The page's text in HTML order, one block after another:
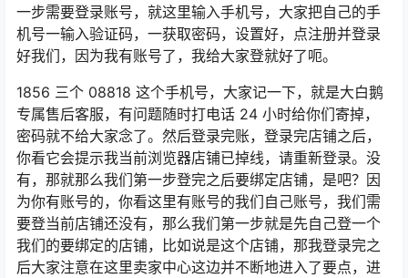
一步需要登录账号，就这里输入手机号，大家把自己的手
机号一输入验证码，一获取密码，设置好，点注册并登录
好我们，因为我有账号了，我给大家登就好了呃。
1856 三个 08818 这个手机号，大家记一下，就是大白鹅
专属售后客服，有问题随时打电话 24 小时给你们寄掉，
密码就不给大家念了。然后登录完账，登录完店铺之后，
你看它会提示我当前浏览器店铺已掉线，请重新登录。没
有，那就那么我们第一步登完之后要绑定店铺，是吧？因
为你有账号的，你看这里有账号的我们自己账号，我们需
要登当前店铺还没有，那么我们第一步就是先自己登一个
我们的要绑定的店铺，比如说是这个店铺，那我登录完之
后大家注意在这里卖家中心这边并不断地进入了要点，进